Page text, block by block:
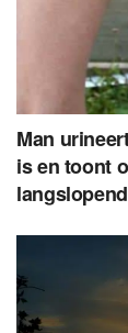
Man
is en toont